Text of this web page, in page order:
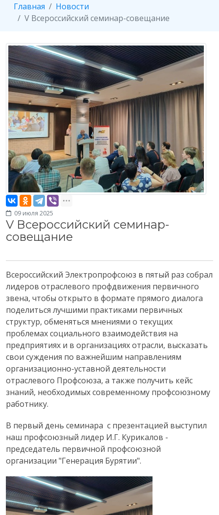
Главная
Новости
V Всероссийский семинар-совещание
09 июля 2025
V Всероссийский семинар-
совещание
Всероссийский Электропрофсоюз в пятый раз собрал
лидеров отраслевого профдвижения первичного
звена, чтобы открыто в формате прямого диалога
поделиться лучшими практиками первичных
структур, обменяться мнениями о текущих
проблемах социального взаимодействия на
предприятиях и в организациях отрасли, высказать
свои суждения по важнейшим направлениям
организационно-уставной деятельности
отраслевого Профсоюза, а также получить кейс
знаний, необходимых современному профсоюзному
работнику.
В первый день семинара с презентацией выступил
наш профсоюзный лидер И.Г. Курикалов -
председатель первичной профсоюзной
организации "Генерация Бурятии".